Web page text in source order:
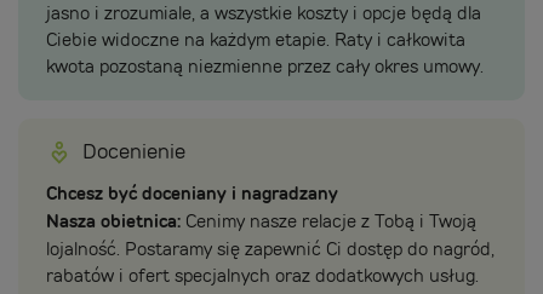
jasno i zrozumiale, a wszystkie koszty i opcje będą dla
Ciebie widoczne na każdym etapie. Raty i całkowita
kwota pozostaną niezmienne przez cały okres umowy.
Docenienie
Chcesz być doceniany i nagradzany
Nasza obietnica: Cenimy nasze relacje z Tobą i Twoją
lojalność. Postaramy się zapewnić Ci dostęp do nagród,
rabatów i ofert specjalnych oraz dodatkowych usług.